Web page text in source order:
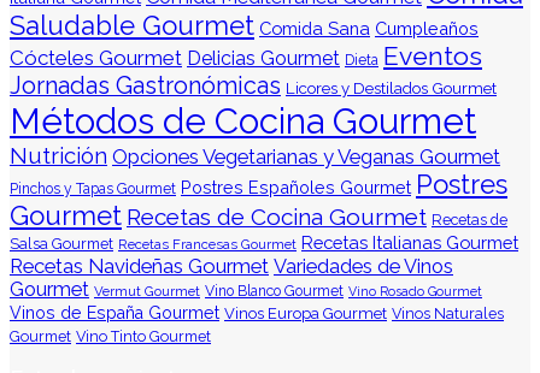
Saludable Gourmet Comida Sana Cumpleaños
Cócteles Gourmet Delicias Gourmet Dieta Eventos
Jornadas Gastronómicas Licores y Destilados Gourmet
Métodos de Cocina Gourmet
Nutrición Opciones Vegetarianas y Veganas Gourmet
Pinchos y Tapas Gourmet Postres Españoles Gourmet Postres
Gourmet Recetas de Cocina Gourmet Recetas de
Salsa Gourmet Recetas Francesas Gourmet Recetas Italianas Gourmet
Recetas Navideñas Gourmet Variedades de Vinos
Gourmet Vermut Gourmet Vino Blanco Gourmet Vino Rosado Gourmet
Vinos de España Gourmet Vinos Europa Gourmet Vinos Naturales
Gourmet Vino Tinto Gourmet